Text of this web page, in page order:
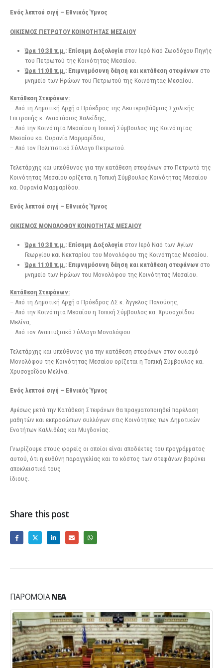
Ενός λεπτού σιγή – Εθνικός Ύμνος
ΟΙΚΙΣΜΟΣ ΠΕΤΡΩΤΟΥ ΚΟΙΝΟΤΗΤΑΣ ΜΕΣΑΙΟΥ
Ώρα 10:30 π.μ.: Επίσημη Δοξολογίαστον Ιερό Ναό Ζωοδόχου Πηγής
του Πετρωτού της Κοινότητας Μεσαίου.
Ώρα 11:00 π.μ.: Επιμνημόσυνη δέηση και κατάθεση στεφάνωνστο
μνημείο των Ηρώων του Πετρωτού της Κοινότητας Μεσαίου.
Κατάθεση Στεφάνων:
– Από τη Δημοτική Αρχή ο Πρόεδρος της Δευτεροβάθμιας Σχολικής
Επιτροπής κ. Αναστάσιος Χαλκίδης,
– Από την Κοινότητα Μεσαίου η Τοπική Σύμβουλος της Κοινότητας
Μεσαίου κα. Ουρανία Μαρμαρίδου,
– Από τον Πολιτιστικό Σύλλογο Πετρωτού.
Τελετάρχης και υπεύθυνος για την κατάθεση στεφάνων στο Πετρωτό της
Κοινότητας Μεσαίου ορίζεται η Τοπική Σύμβουλος Κοινότητας Μεσαίου
κα. Ουρανία Μαρμαρίδου.
Ενός λεπτού σιγή – Εθνικός Ύμνος
ΟΙΚΙΣΜΟΣ ΜΟΝΟΛΟΦΟΥ ΚΟΙΝΟΤΗΤΑΣ ΜΕΣΑΙΟΥ
Ώρα 10:30 π.μ.: Επίσημη Δοξολογίαστον Ιερό Ναό των Αγίων
Γεωργίου και Νεκταρίου του Μονολόφου της Κοινότητας Μεσαίου.
Ώρα 11:00 π.μ.: Επιμνημόσυνη δέηση και κατάθεση στεφάνωνστο
μνημείο των Ηρώων του Μονολόφου της Κοινότητας Μεσαίου.
Κατάθεση Στεφάνων:
– Από τη Δημοτική Αρχή ο Πρόεδρος ΔΣ κ. Άγγελος Πανούσης,
– Από την Κοινότητα Μεσαίου η Τοπική Σύμβουλος κα. Χρυσοχοΐδου
Μελίνα,
– Από τον Αναπτυξιακό Σύλλογο Μονολόφου.
Τελετάρχης και υπεύθυνος για την κατάθεση στεφάνων στον οικισμό
Μονολόφου της Κοινότητας Μεσαίου ορίζεται η Τοπική Σύμβουλος κα.
Χρυσοχοΐδου Μελίνα.
Ενός λεπτού σιγή – Εθνικός Ύμνος
Αμέσως μετά την Κατάθεση Στεφάνων θα πραγματοποιηθεί παρέλαση
μαθητών και εκπροσώπων συλλόγων στις Κοινότητες των Δημοτικών
Ενοτήτων Καλλιθέας και Μυγδονίας.
Γνωρίζουμε στους φορείς οι οποίοι είναι αποδέκτες του προγράμματος
αυτού, ότι η ευθύνη παραγγελίας και το κόστος των στεφάνων βαρύνει
αποκλειστικά τους
ίδιους.
Share this post
ΠΑΡΌΜΟΙΑΝΈΑ